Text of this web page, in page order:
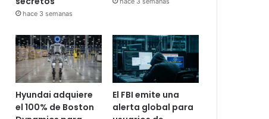
hace 3 semanas
Hyundai adquiere
el 100% de Boston
El FBI emite una
alerta global para